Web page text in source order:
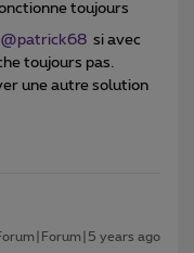
toujours
@patrick68 si avec
toujours pas.
une autre solution
years ago